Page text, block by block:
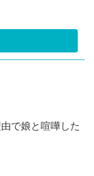
で娘と喧嘩した